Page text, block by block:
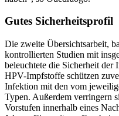
Gutes Sicherheitsprofil
Die zweite Übersichtsarbeit,
kontrollierten Studien mit
beleuchtete die Sicherheit
HPV-Impfstoffe schützen
Infektion mit den vom
Typen. Außerdem verringern
Vorstufen innerhalb eines